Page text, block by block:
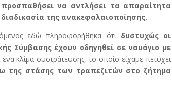
να αντλήσει τα απαραίτητα
της ανακεφαλαιοποίησης.
εδώ πληροφορήθηκα ότι δυστυχώς οι
Σύμβασης έχουν οδηγηθεί σε ναυάγιο με
κλίμα συστράτευσης, το οποίο είχαμε πετύχει
της στάσης των τραπεζιτών στο ζήτημα